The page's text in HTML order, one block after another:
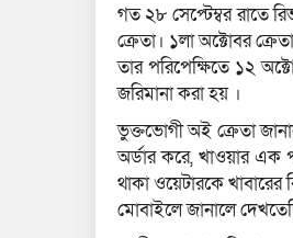
গত ২৮ সেপ্টেম্বর রাতে
ক্রেতা। ১লা অক্টোবর
তার পরিপেক্ষিতে ১২
জরিমানা করা হয় ।
ভুক্তভোগী অই ক্রেতা
অর্ডার করে, খাওয়ার এক
থাকা ওয়েটারকে
মোবাইলে জানালে